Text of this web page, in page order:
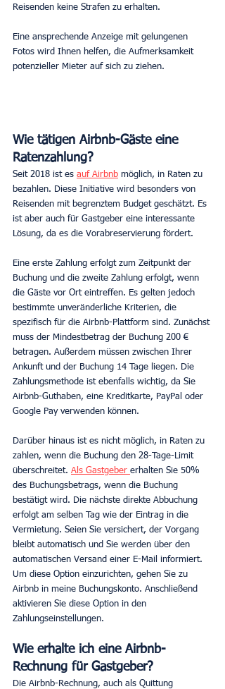
Reisenden keine Strafen zu erhalten.
Eine ansprechende Anzeige mit gelungenen
Fotos wird Ihnen helfen, die Aufmerksamkeit
potenzieller Mieter auf sich zu ziehen.
Wie tätigen Airbnb-Gäste eine
Ratenzahlung?
Seit 2018 ist es auf Airbnb möglich, in Raten zu
bezahlen. Diese Initiative wird besonders von
Reisenden mit begrenztem Budget geschätzt. Es
ist aber auch für Gastgeber eine interessante
Lösung, da es die Vorabreservierung fördert.
Eine erste Zahlung erfolgt zum Zeitpunkt der
Buchung und die zweite Zahlung erfolgt, wenn
die Gäste vor Ort eintreffen. Es gelten jedoch
bestimmte unveränderliche Kriterien, die
spezifisch für die Airbnb-Plattform sind. Zunächst
muss der Mindestbetrag der Buchung 200 €
betragen. Außerdem müssen zwischen Ihrer
Ankunft und der Buchung 14 Tage liegen. Die
Zahlungsmethode ist ebenfalls wichtig, da Sie
Airbnb-Guthaben, eine Kreditkarte, PayPal oder
Google Pay verwenden können.
Darüber hinaus ist es nicht möglich, in Raten zu
zahlen, wenn die Buchung den 28-Tage-Limit
überschreitet. Als Gastgeber erhalten Sie 50%
des Buchungsbetrags, wenn die Buchung
bestätigt wird. Die nächste direkte Abbuchung
erfolgt am selben Tag wie der Eintrag in die
Vermietung. Seien Sie versichert, der Vorgang
bleibt automatisch und Sie werden über den
automatischen Versand einer E-Mail informiert.
Um diese Option einzurichten, gehen Sie zu
Airbnb in meine Buchungskonto. Anschließend
aktivieren Sie diese Option in den
Zahlungseinstellungen.
Wie erhalte ich eine Airbnb-
Rechnung für Gastgeber?
Die Airbnb-Rechnung, auch als Quittung